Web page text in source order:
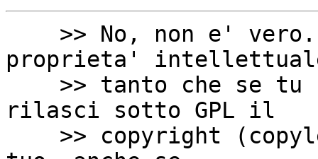
proprieta'
rilasci sotto GPL il